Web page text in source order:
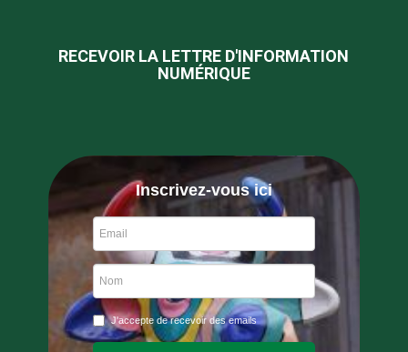
RECEVOIR LA LETTRE D'INFORMATION
NUMÉRIQUE
Inscrivez-vous ici
J'accepte de recevoir des emails